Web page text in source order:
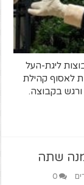
ליגת-העל
לאסוף קהילת
בקבוצה.
שתה
0